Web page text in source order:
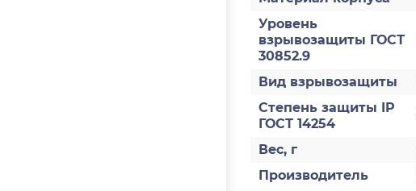
Уровень
взрывозащиты ГОСТ
30852.9
Вид взрывозащиты
Степень защиты IP
ГОСТ 14254
Вес, г
Производитель